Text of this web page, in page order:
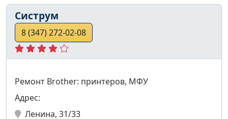
Систрум
8 (347) 272-02-08
Ремонт Brother: принтеров, МФУ
Адрес:
Ленина, 31/33